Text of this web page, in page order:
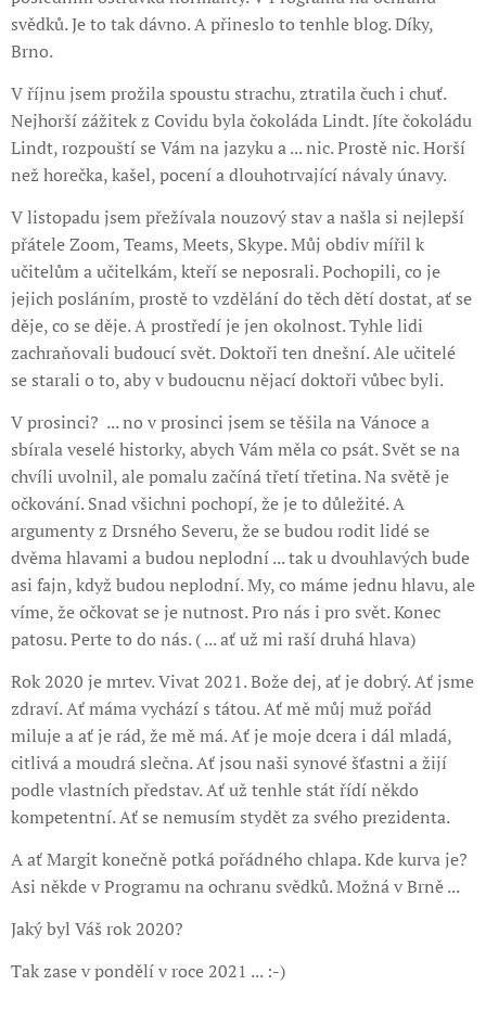
svědků. Je to tak dávno. A přineslo to tenhle blog. Díky,
Brno.
V říjnu jsem prožila spoustu strachu, ztratila čuch i chuť.
Nejhorší zážitek z Covidu byla čokoláda Lindt. Jíte čokoládu
Lindt, rozpouští se Vám na jazyku a ... nic. Prostě nic. Horší
než horečka, kašel, pocení a dlouhotrvající návaly únavy.
V listopadu jsem přežívala nouzový stav a našla si nejlepší
přátele Zoom, Teams, Meets, Skype. Můj obdiv mířil k
učitelům a učitelkám, kteří se neposrali. Pochopili, co je
jejich posláním, prostě to vzdělání do těch dětí dostat, ať se
děje, co se děje. A prostředí je jen okolnost. Tyhle lidi
zachraňovali budoucí svět. Doktoři ten dnešní. Ale učitelé
se starali o to, aby v budoucnu nějací doktoři vůbec byli.
V prosinci? ... no v prosinci jsem se těšila na Vánoce a
sbírala veselé historky, abych Vám měla co psát. Svět se na
chvíli uvolnil, ale pomalu začíná třetí třetina. Na světě je
očkování. Snad všichni pochopí, že je to důležité. A
argumenty z Drsného Severu, že se budou rodit lidé se
dvěma hlavami a budou neplodní ... tak u dvouhlavých bude
asi fajn, když budou neplodní. My, co máme jednu hlavu, ale
víme, že očkovat se je nutnost. Pro nás i pro svět. Konec
patosu. Perte to do nás. ( ... ať už mi raší druhá hlava)
Rok 2020 je mrtev. Vivat 2021. Bože dej, ať je dobrý. Ať jsme
zdraví. Ať máma vychází s tátou. Ať mě můj muž pořád
miluje a ať je rád, že mě má. Ať je moje dcera i dál mladá,
citlivá a moudrá slečna. Ať jsou naši synové šťastni a žijí
podle vlastních představ. Ať už tenhle stát řídí někdo
kompetentní. Ať se nemusím stydět za svého prezidenta.
A ať Margit konečně potká pořádného chlapa. Kde kurva je?
Asi někde v Programu na ochranu svědků. Možná v Brně ...
Jaký byl Váš rok 2020?
Tak zase v pondělí v roce 2021 ... :-)